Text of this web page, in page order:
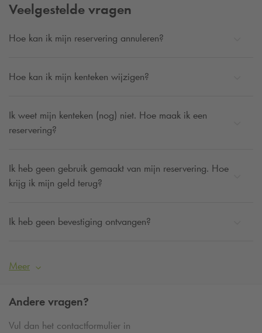
Kies er dan voor om te parkeren bij
Reserveer nu eenvoudig online bijQ-Park
verzekerd te zijn van een goedkope parkeergarage in de
vooraf jouw parkeerplaats geregeld en kun je zorgeloos
genieten van je dagje uit.
Veelgestelde vragen
Hoe kan ik mijn reservering annuleren?
Hoe kan ik mijn kenteken wijzigen?
Ik weet mijn kenteken (nog) niet. Hoe maak ik een
reservering?
Ik heb geen gebruik gemaakt van mijn reservering. Hoe
krijg ik mijn geld terug?
Ik heb geen bevestiging ontvangen?
Meer
Andere vragen?
Vul dan het contactformulier in